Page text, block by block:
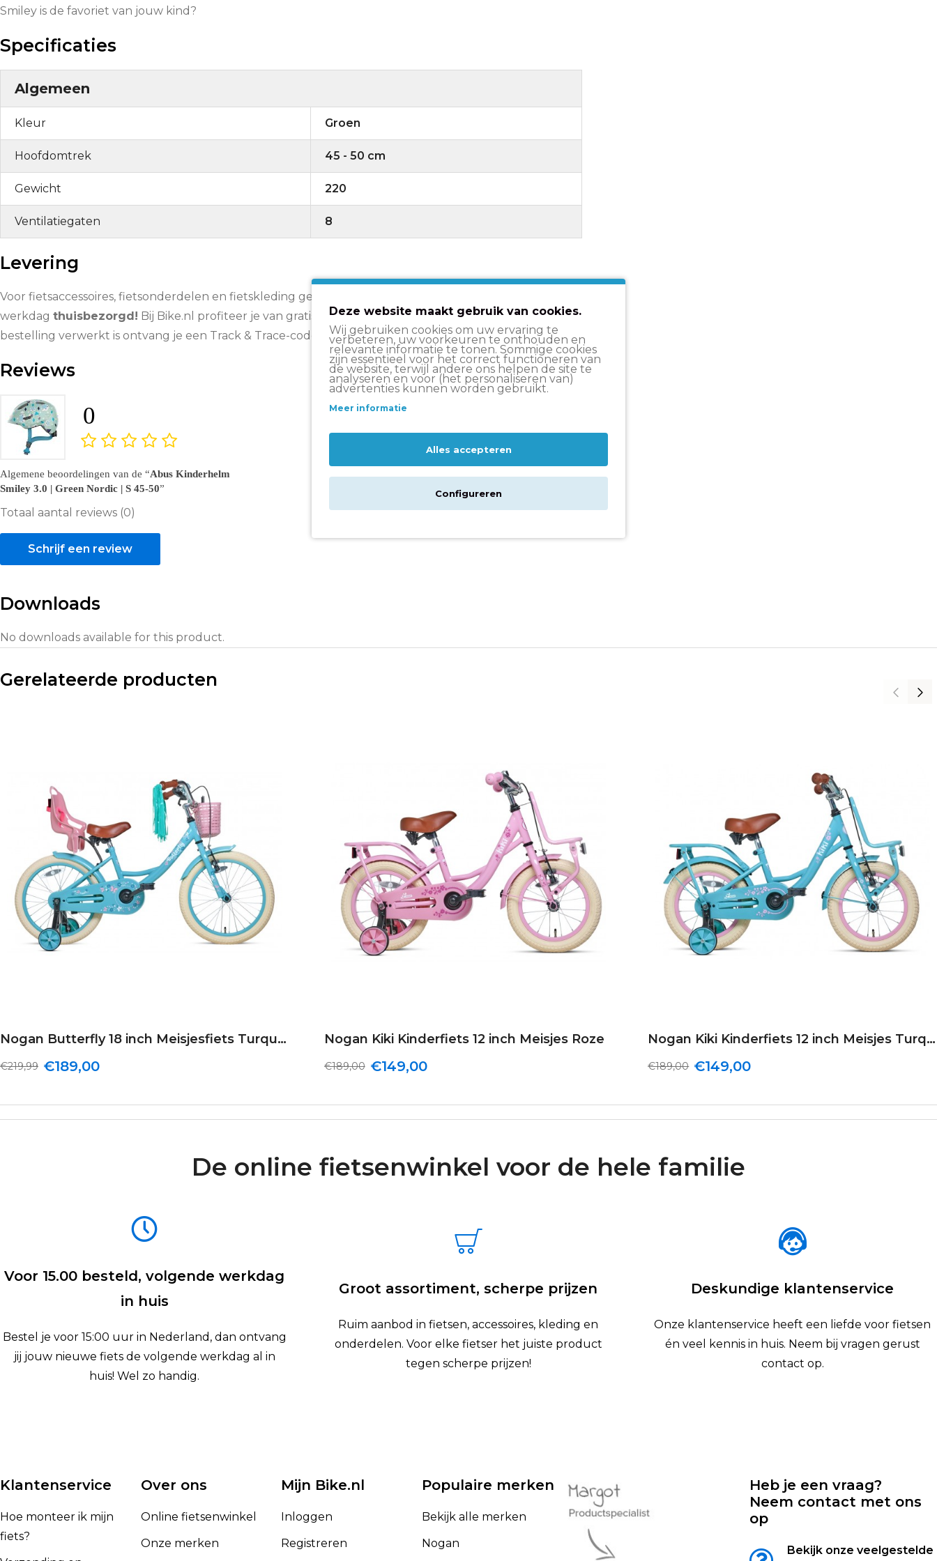
Smiley is de favoriet van jouw kind?
Specificaties
Algemeen
Kleur Groen
Hoofdomtrek 45 - 50 cm
Gewicht 220
Ventilatiegaten 8
Levering
Voor fietsaccessoires, fietsonderdelen en fietskleding geldt: vandaag voor
werkdag thuisbezorgd! Bij Bike.nl profiteer je van gratis levering bij besteding vanaf €50,-. Zodra je
bestelling verwerkt is ontvang je een Track & Trace-code waarmee je je pakketje kunt volgen.
Reviews
0
Algemene beoordelingen van de
Abus Kinderhelm
Smiley 3.0 | Green Nordic | S 45-50
Totaal aantal reviews (0)
5
Schrijf een review
Downloads
No downloads available for this product.
Gerelateerde producten
Nogan Butterfly 18 inch Meisjesfiets Turquoise
€189,00
€219,99
Nogan Kiki Kinderfiets 12 inch Meisjes Roze
€149,00
€189,00
Nogan Kiki Kinderfiets 12 inch Meisjes Turquoise
€149,00
€189,00
De online fietsenwinkel voor de hele familie
Voor 15.00 besteld, volgende werkdag
in huis
Bestel je voor 15:00 uur in Nederland, dan ontvang
jij jouw nieuwe fiets de volgende werkdag al in
huis! Wel zo handig.
Groot assortiment, scherpe prijzen
Ruim aanbod in fietsen, accessoires, kleding en
onderdelen. Voor elke fietser het juiste product
tegen scherpe prijzen!
Deskundige klantenservice
Onze klantenservice heeft een liefde voor fietsen
én veel kennis in huis. Neem bij vragen gerust
contact op.
Klantenservice
Hoe monteer ik mijn
fiets?
Over ons
Online fietsenwinkel
Onze merken
Mijn Bike.nl
Inloggen
Registreren
Populaire merken
Bekijk alle merken
Nogan
Heb je een vraag?
Neem contact met ons
op
Bekijk onze veelgestelde
Deze website maakt gebruik van cookies.
Wij gebruiken cookies om uw ervaring te
verbeteren, uw voorkeuren te onthouden en
relevante informatie te tonen. Sommige cookies
zijn essentieel voor het correct functioneren van
de website, terwijl andere ons helpen de site te
analyseren en voor (het personaliseren van)
advertenties kunnen worden gebruikt.
Meer informatie
Alles accepteren
Configureren